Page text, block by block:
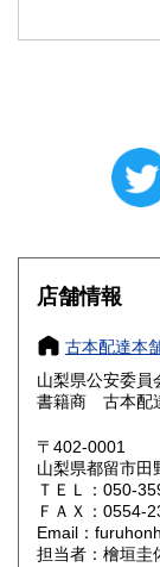
大阪府
奈良県
鳥取県
岡山県
山口県
香川県
店舗情報
古本配達本
山梨県公安委
書籍商 古本配
〒402-0001
山梨県都留市田
ＴＥＬ：050-
ＦＡＸ：0554-
Email：
担当者：檜垣圭